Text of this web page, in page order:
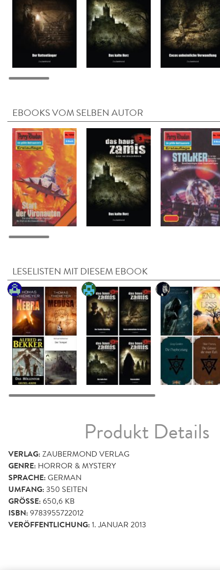
EBOOKS VOM SELBEN AUTOR
LESELISTEN MIT DIESEM EBOOK
Produkt Details
VERLAG:ZAUBERMOND VERLAG
GENRE: HORROR & MYSTERY
SPRACHE:GERMAN
UMFANG:350 SEITEN
GRÖSSE: 650,6 KB
ISBN:9783955722012
VERÖFFENTLICHUNG:1. JANUAR 2013